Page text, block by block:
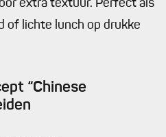
extra textuur. Perfect als
of lichte lunch op drukke
“Chinese